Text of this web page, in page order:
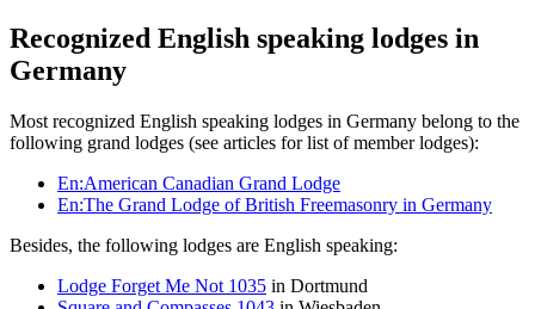
Recognized English speaking lodges in
Germany
Most recognized English speaking lodges in Germany belong to the
following grand lodges (see articles for list of member lodges):
En:American Canadian Grand Lodge
En:The Grand Lodge of British Freemasonry in Germany
Besides, the following lodges are English speaking:
Lodge Forget Me Not 1035 in Dortmund